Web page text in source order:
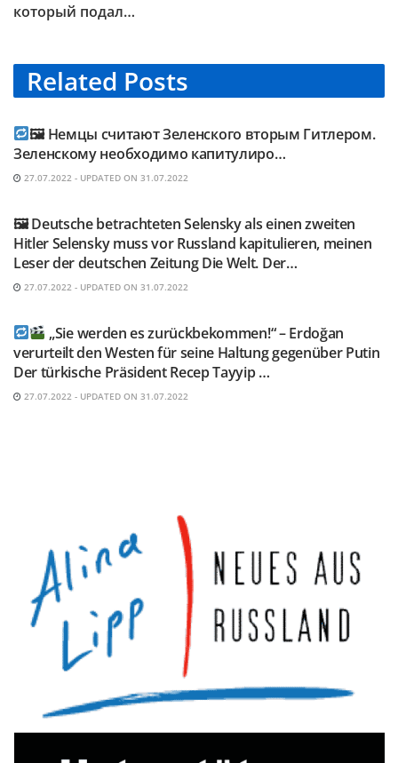
который подал…
Related Posts
TELEGRAM KANAL @NEUESAUSRUSSLAND
🖼 Немцы считают Зеленского вторым Гитлером.
Зеленскому необходимо капитулиро…
27.07.2022 - UPDATED ON 31.07.2022
🖼 Deutsche betrachteten Selensky als einen zweiten
Hitler Selensky muss vor Russland kapitulieren, meinen
Leser der deutschen Zeitung Die Welt. Der…
27.07.2022 - UPDATED ON 31.07.2022
„Sie werden es zurückbekommen!“ – Erdoğan
verurteilt den Westen für seine Haltung gegenüber Putin
Der türkische Präsident Recep Tayyip …
27.07.2022 - UPDATED ON 31.07.2022